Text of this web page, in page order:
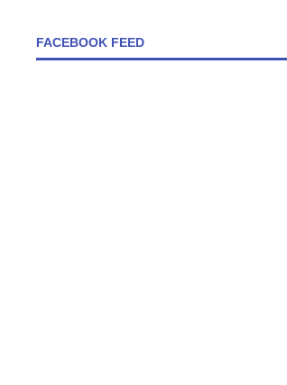
FACEBOOK FEED